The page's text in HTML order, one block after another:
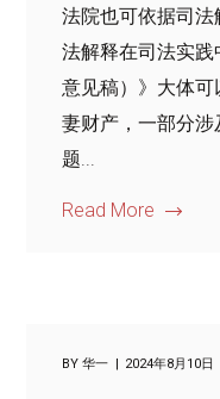
法院也可依据司
法解释在司法实
意见稿）》大体
妻财产，一部分
题...
Read More
BY华一 2024年8月10日